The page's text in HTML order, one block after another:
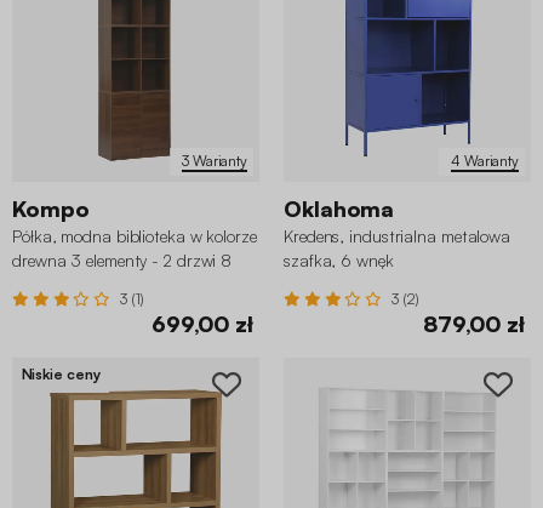
3 Warianty
Kompo
Półka, modna biblioteka w kolorze
drewna 3 elementy - 2 drzwi 8
3 (1)
699,00 zł
4 Warianty
Oklahoma
Kredens, industrialna metalowa
szafka, 6 wnęk
3 (2)
879,00 zł
Niskie ceny